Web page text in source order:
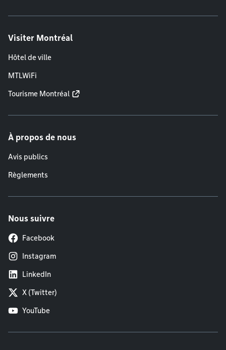
Visiter Montréal
Hôtel de ville
MTLWiFi
Tourisme Montréal
À propos de nous
Avis publics
Règlements
Nous suivre
Facebook
Instagram
LinkedIn
X (Twitter)
YouTube